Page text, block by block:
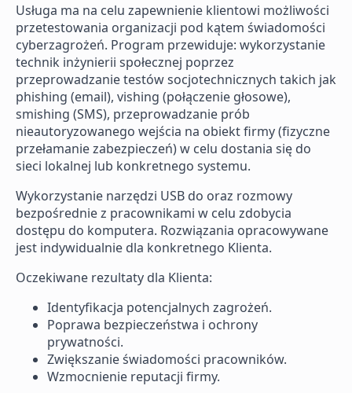
Usługa ma na celu zapewnienie klientowi możliwości
przetestowania organizacji pod kątem świadomości
cyberzagrożeń. Program przewiduje: wykorzystanie
technik inżynierii społecznej poprzez
przeprowadzanie testów socjotechnicznych takich jak
phishing (email), vishing (połączenie głosowe),
smishing (SMS), przeprowadzanie prób
nieautoryzowanego wejścia na obiekt firmy (fizyczne
przełamanie zabezpieczeń) w celu dostania się do
sieci lokalnej lub konkretnego systemu.
Wykorzystanie narzędzi USB do oraz rozmowy
bezpośrednie z pracownikami w celu zdobycia
dostępu do komputera. Rozwiązania opracowywane
jest indywidualnie dla konkretnego Klienta.
Oczekiwane rezultaty dla Klienta:
Identyfikacja potencjalnych zagrożeń.
Poprawa bezpieczeństwa i ochrony
prywatności.
Zwiększanie świadomości pracowników.
Wzmocnienie reputacji firmy.